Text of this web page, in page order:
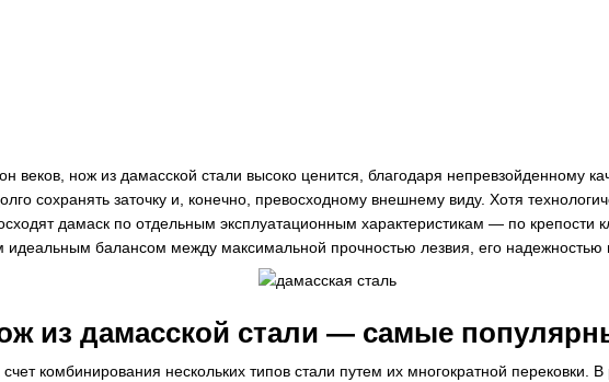
веков, нож из дамасской стали высоко ценится, благодаря непревзойденному
сохранять заточку и, конечно, превосходному внешнему виду. Хотя
дамаск по отдельным эксплуатационным характеристикам — по
идеальным балансом между максимальной прочностью лезвия, его
из дамасской стали — самые
комбинирования нескольких типов стали путем их многократной перековки. В